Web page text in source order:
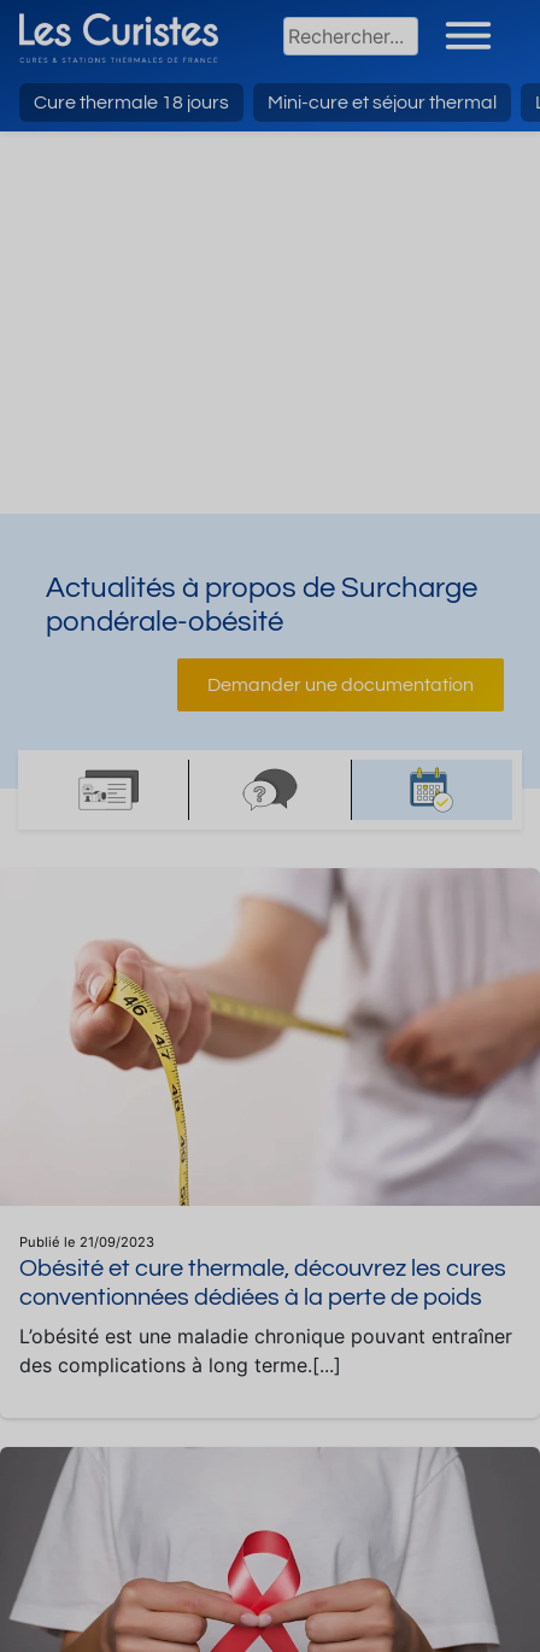
Cure thermale 18 jours Mini-cure et séjour thermal
Actualités à propos de Surcharge
pondérale-obésité
Demander une documentation
Publié le 21/09/2023
Obésité et cure thermale, découvrez les cures
conventionnées dédiées à la perte de poids
L’obésité est une maladie chronique pouvant entraîner
des complications à long terme.[...]